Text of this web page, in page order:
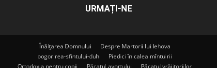
URMAȚI-NE
Înălțarea Domnului
Despre Martorii lui Iehova
pogorirea-sfintului-duh
Piedici în calea mîntuirii